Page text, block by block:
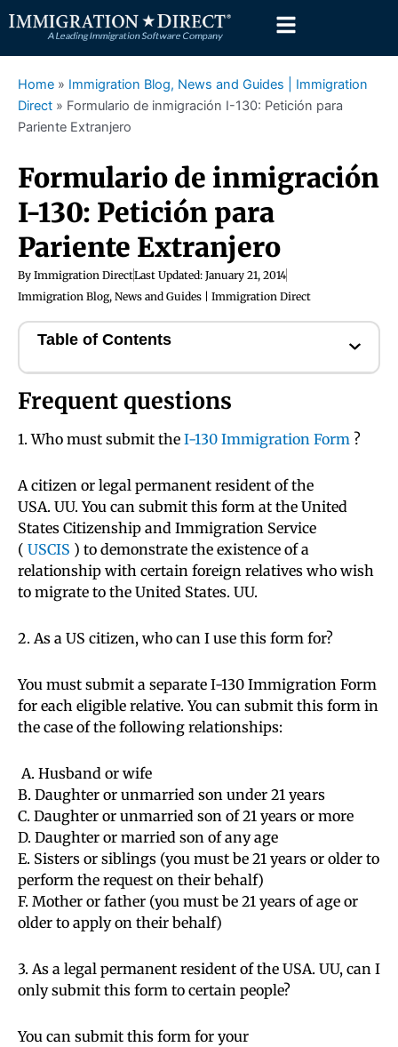
to
content
Home » Immigration Blog, News and Guides | Immigration
Direct » Formulario de inmigración I-130: Petición para
Pariente Extranjero
Formulario de inmigración
I-130: Petición para
Pariente Extranjero
By Immigration DirectLast Updated: January 21, 2014
Immigration Blog, News and Guides | Immigration Direct
Table of Contents
Frequent questions
1. Who must submit the I-130 Immigration Form ?
A citizen or legal permanent resident of the
USA. UU. You can submit this form at the United
States Citizenship and Immigration Service
( USCIS ) to demonstrate the existence of a
relationship with certain foreign relatives who wish
to migrate to the United States. UU.
2. As a US citizen, who can I use this form for?
You must submit a separate I-130 Immigration Form
for each eligible relative. You can submit this form in
the case of the following relationships:
A. Husband or wife
B. Daughter or unmarried son under 21 years
C. Daughter or unmarried son of 21 years or more
D. Daughter or married son of any age
E. Sisters or siblings (you must be 21 years or older to
perform the request on their behalf)
F. Mother or father (you must be 21 years of age or
older to apply on their behalf)
3. As a legal permanent resident of the USA. UU, can I
only submit this form to certain people?
You can submit this form for your